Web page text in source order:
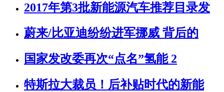
2017年第3批新能源汽车推荐目录发
蔚来/比亚迪纷纷进军挪威 背后的
国家发改委再次“点名”氢能 2
特斯拉大裁员！后补贴时代的新能